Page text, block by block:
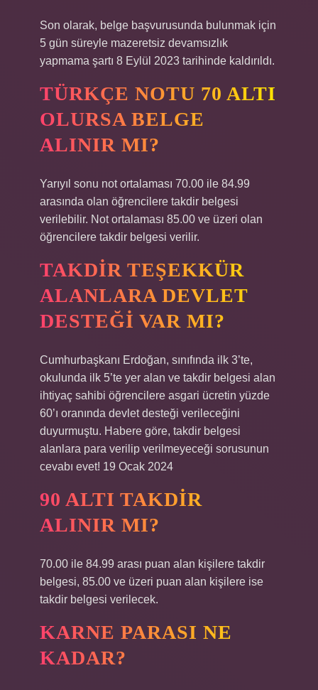
Son olarak, belge başvurusunda bulunmak için
5 gün süreyle mazeretsiz devamsızlık
yapmama şartı 8 Eylül 2023 tarihinde kaldırıldı.
TÜRKÇE NOTU 70 ALTI
OLURSA BELGE
ALINIR MI?
Yarıyıl sonu not ortalaması 70.00 ile 84.99
arasında olan öğrencilere takdir belgesi
verilebilir. Not ortalaması 85.00 ve üzeri olan
öğrencilere takdir belgesi verilir.
TAKDIR TEŞEKKÜR
ALANLARA DEVLET
DESTEĞI VAR MI?
Cumhurbaşkanı Erdoğan, sınıfında ilk 3’te,
okulunda ilk 5’te yer alan ve takdir belgesi alan
ihtiyaç sahibi öğrencilere asgari ücretin yüzde
60’ı oranında devlet desteği verileceğini
duyurmuştu. Habere göre, takdir belgesi
alanlara para verilip verilmeyeceği sorusunun
cevabı evet! 19 Ocak 2024
90 ALTI TAKDIR
ALINIR MI?
70.00 ile 84.99 arası puan alan kişilere takdir
belgesi, 85.00 ve üzeri puan alan kişilere ise
takdir belgesi verilecek.
KARNE PARASI NE
KADAR?